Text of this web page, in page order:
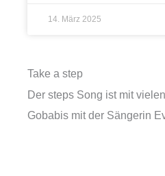
14. März 2025
Take a step
Der steps Song ist mit
Gobabis mit der Sängerin